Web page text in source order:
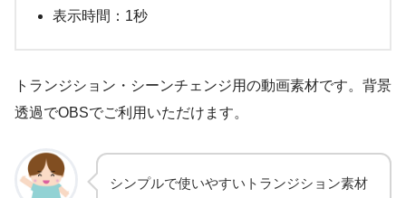
表示時間：1秒
トランジション・シーンチェンジ用の動画素材です。背景
透過でOBSでご利用いただけます。
シンプルで使いやすいトランジション素材